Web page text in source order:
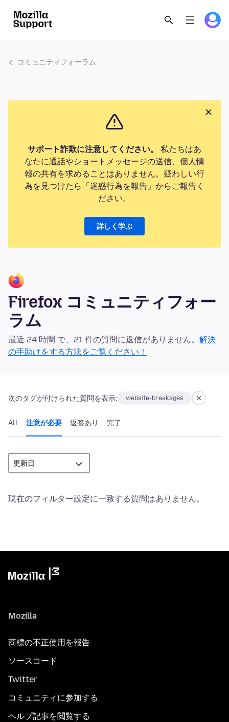
コミュニティフォーラム
サポート詐欺に注意してください。
私たちはあ
なたに通話やショートメッセージの送信、個人情
報の共有を求めることはありません。疑わしい行
為を見つけたら「迷惑行為を報告」からご報告く
ださい。
詳しく学ぶ
Firefox コミュニティフォー
ラム
最近 24 時間 で、21 件の質問に返信がありません。 解決
の手助けをする方法をご覧ください！
次のタグが付けられた質問を表示: website-breakages
All 注意が必要 返答あり 完了
現在のフィルター設定に一致する質問はありません。
Mozilla
商標の不正使用を報告
ソースコード
Twitter
コミュニティに参加する
ヘルプ記事を閲覧する